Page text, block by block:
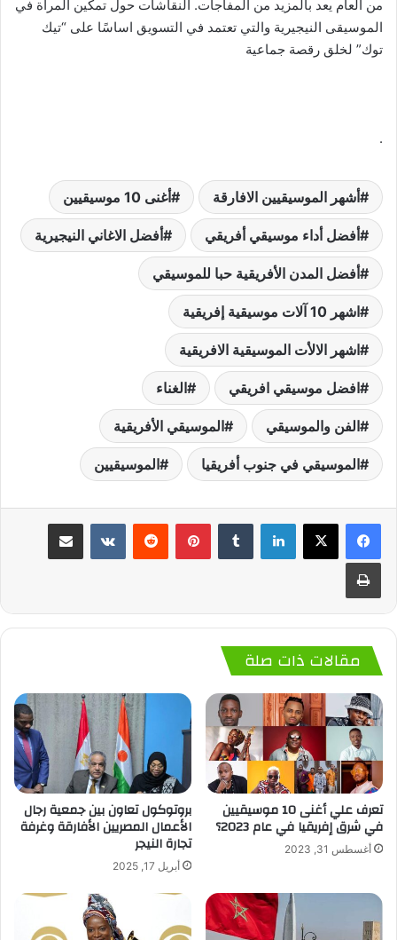
من العام يعد بالمزيد من المفاجآت. النقاشات حول تمكين المرأة في
الموسيقى النيجيرية والتي تعتمد في التسويق اساسًا على “تيك
توك” لخلق رقصة جماعية
.
أشهر الموسيقيين الافارقة أغنى 10 موسيقيين
أفضل أداء موسيقي أفريقي أفضل الاغاني النيجيرية
أفضل المدن الأفريقية حبا للموسيقي
اشهر 10 آلات موسيقية إفريقية
اشهر الالأت الموسيقية الافريقية
افضل موسيقي افريقي الغناء
الفن والموسيقي الموسيقي الأفريقية
الموسيقي في جنوب أفريقيا الموسيقيين
لينكدإن بينتيريست
مقالات ذات صلة
تعرف علي أغنى 10 موسيقيين
في شرق إفريقيا في عام 2023؟
أغسطس 31, 2023
بروتوكول تعاون بين جمعية رجال
الأعمال المصريين الأفارقة وغرفة
تجارة النيجر
أبريل 17, 2025